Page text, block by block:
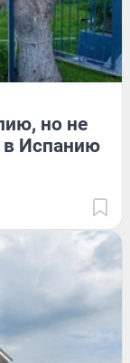
но не
в Испанию